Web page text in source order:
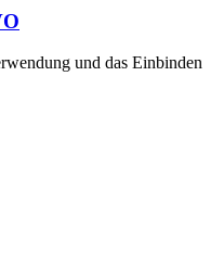
und das Einbinden